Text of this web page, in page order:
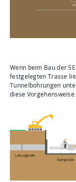
Wenn beim Bau der
festgelegten Trasse
Tunnelbohrungen
diese